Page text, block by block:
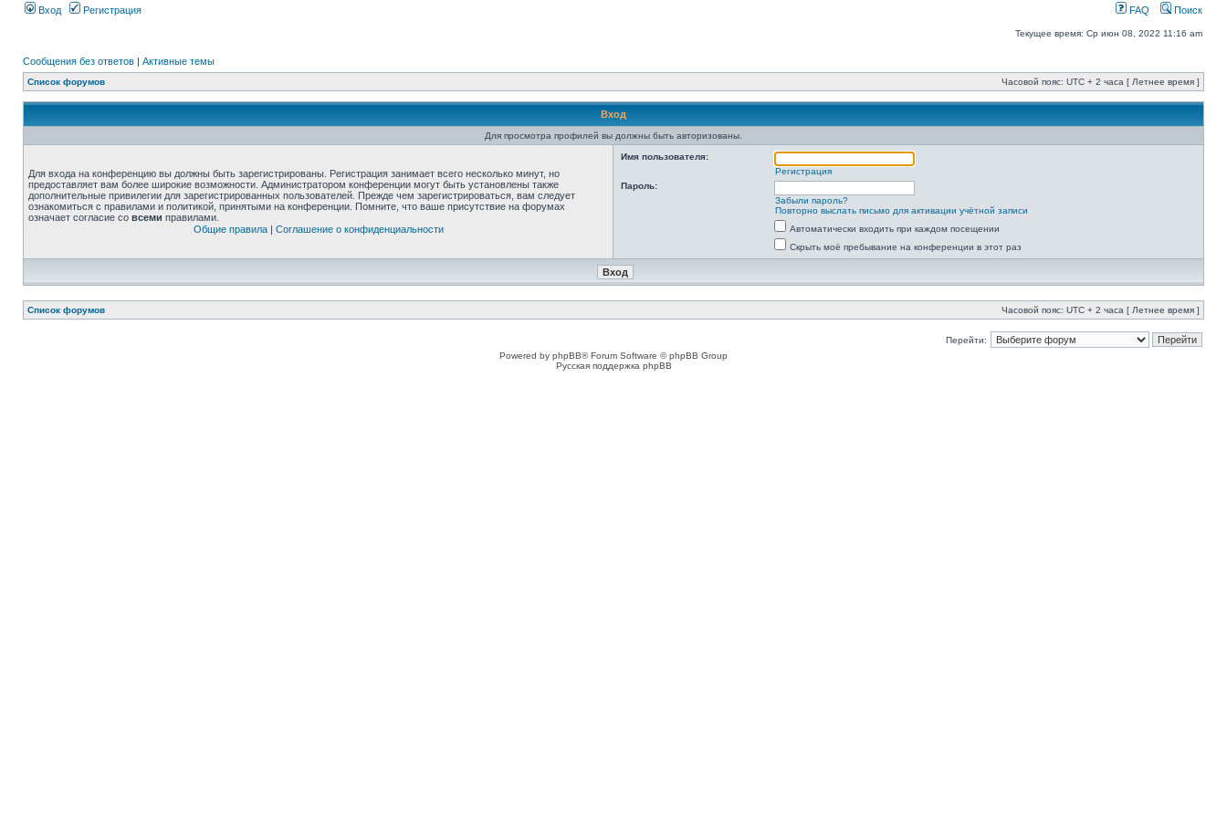
Вход Регистрация FAQ Поиск
Текущее время: Ср июн 08, 2022 11:16 am
Сообщения без ответов | Активные темы
Список форумов Часовой пояс: UTC + 2 часа [ Летнее время ]
Вход
Для просмотра профилей вы должны быть авторизованы.
Для входа на конференцию вы должны быть зарегистрированы. Регистрация занимает всего несколько минут, но
предоставляет вам более широкие возможности. Администратором конференции могут быть установлены также
дополнительные привилегии для зарегистрированных пользователей. Прежде чем зарегистрироваться, вам следует
ознакомиться с правилами и политикой, принятыми на конференции. Помните, что ваше присутствие на форумах
означает согласие со всеми правилами.
Общие правила| Соглашение о конфиденциальности
Имя пользователя:
Регистрация
Пароль:
Забыли пароль?
Повторно выслать письмо для активации учётной записи
Автоматически входить при каждом посещении
Скрыть моё пребывание на конференции в этот раз
Список форумов Часовой пояс: UTC + 2 часа [ Летнее время ]
Перейти:
Powered by phpBB® Forum Software © phpBB Group
Русская поддержка phpBB